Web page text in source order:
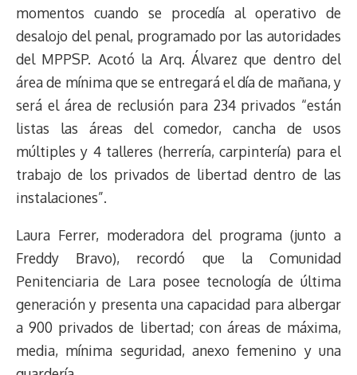
momentos cuando se procedía al operativo de
desalojo del penal, programado por las autoridades
del MPPSP. Acotó la Arq. Álvarez que dentro del
área de mínima que se entregará el día de mañana, y
será el área de reclusión para 234 privados “están
listas las áreas del comedor, cancha de usos
múltiples y 4 talleres (herrería, carpintería) para el
trabajo de los privados de libertad dentro de las
instalaciones”.
Laura Ferrer, moderadora del programa (junto a
Freddy Bravo), recordó que la Comunidad
Penitenciaria de Lara posee tecnología de última
generación y presenta una capacidad para albergar
a 900 privados de libertad; con áreas de máxima,
media, mínima seguridad, anexo femenino y una